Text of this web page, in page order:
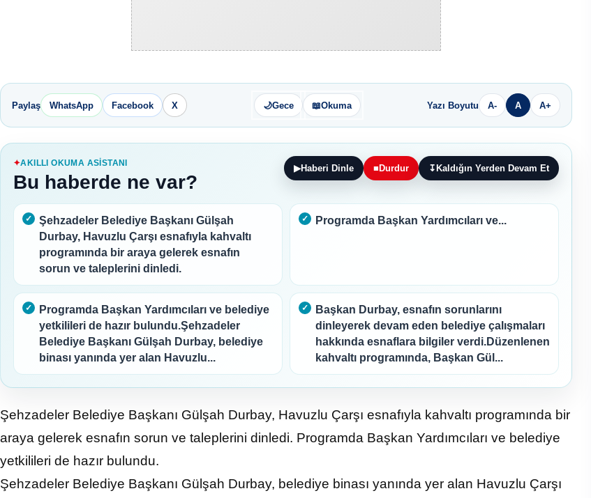
Paylaş WhatsApp Facebook X 🌙Gece 📖Okuma Yazı Boyutu A- A A+
AKILLI OKUMA ASISTANI
Bu haberde ne var?
▶Haberi Dinle ■ Durdur ↧ Kaldığın Yerden Devam Et
Şehzadeler Belediye Başkanı Gülşah
Durbay, Havuzlu Çarşı esnafıyla kahvaltı
programında bir araya gelerek esnafın
sorun ve taleplerini dinledi.
Programda Başkan Yardımcıları ve...
Programda Başkan Yardımcıları ve belediye
yetkilileri de hazır bulundu.Şehzadeler
Belediye Başkanı Gülşah Durbay, belediye
binası yanında yer alan Havuzlu...
Başkan Durbay, esnafın sorunlarını
dinleyerek devam eden belediye çalışmaları
hakkında esnaflara bilgiler verdi.Düzenlenen
kahvaltı programında, Başkan Gül...
Şehzadeler Belediye Başkanı Gülşah Durbay, Havuzlu Çarşı esnafıyla kahvaltı programında bir
araya gelerek esnafın sorun ve taleplerini dinledi. Programda Başkan Yardımcıları ve belediye
yetkilileri de hazır bulundu.
Şehzadeler Belediye Başkanı Gülşah Durbay, belediye binası yanında yer alan Havuzlu Çarşı